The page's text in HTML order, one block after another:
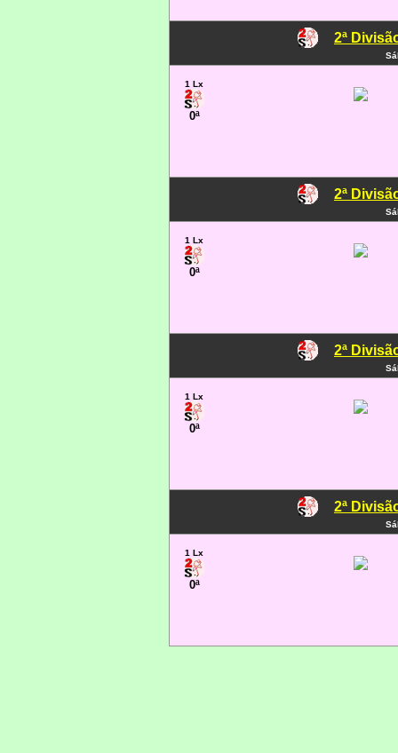
2ª
1 Lx
0ª
2ª
1 Lx
0ª
2ª
1 Lx
0ª
2ª
1 Lx
0ª